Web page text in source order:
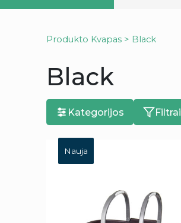
Produkto Kvapas > Black
Black
Kategorijos Filtrai
Nauja